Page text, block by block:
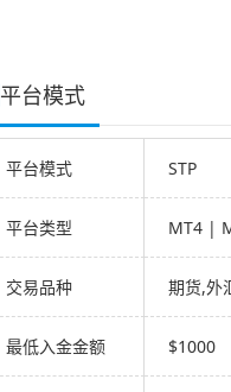
平台模式
平台模式 STP
平台类型 MT4 |
交易品种 期货,外
最低入金金额 $1000